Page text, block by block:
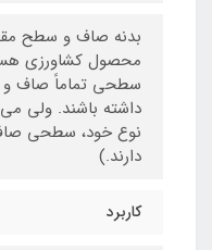
بدنه صاف و سطح
محصول کشاورزی
سطحی تماماً صاف و
داشته باشند. ولی
نوع خود، سطحی
دارند.)
کاربرد